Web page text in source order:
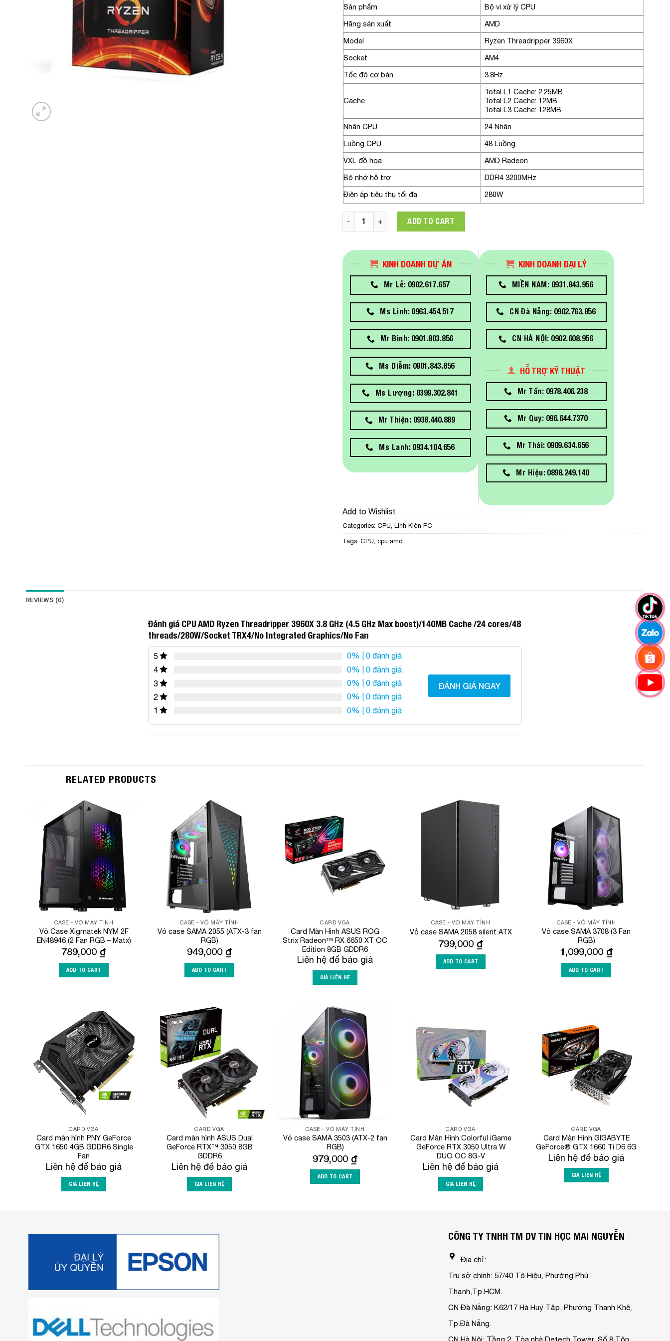
Sản phẩm
Bộ vi xử lý CPU
Hãng sản xuất
AMD
Model
Ryzen Threadripper 3960X
Socket
AM4
Tốc độ cơ bản
3.8Hz
Cache
Total L1 Cache: 2.25MB
Total L2 Cache: 12MB
Total L3 Cache: 128MB
Nhân CPU
24 Nhân
Luồng CPU
48 Luồng
VXL đồ họa
AMD Radeon
Bộ nhớ hỗ trợ
DDR4 3200MHz
Điện áp tiêu thụ tối đa
280W
CPU AMD Ryzen Threadripper 3960X 3.8 GHz (4.5 GHz Max boost)/140MB Cache /24
ADD TO CART
KINH DOANH DỰ ÁN
Mr Lễ: 0902.617.657
Ms Linh: 0963.454.517
Mr Bình: 0901.803.856
Ms Diễm: 0901.843.856
Ms Lượng: 0399.302.841
Mr Thiện: 0938.440.889
Ms Lanh: 0934.104.656
KINH DOANH ĐẠI LÝ
MIỀN NAM: 0931.843.956
CN Đà Nẵng: 0902.763.856
CN HÀ NỘI: 0902.608.956
HỖ TRỢ KỸ THUẬT
Mr Tấn: 0978.406.238
Mr Quy: 096.644.7370
Mr Thái: 0909.634.656
Mr Hiệu: 0898.249.140
Add to Wishlist
Categories: CPU Linh Kiện PC
Tags: CPU cpu amd
REVIEWS (0)
Đánh giá CPU AMD Ryzen Threadripper 3960X 3.8 GHz (4.5 GHz Max boost)/140MB Cache /24 cores/48
threads/280W/Socket TRX4/No Integrated Graphics/No Fan
5 0% | 0 đánh giá
4
0% | 0 đánh giá
3
0% | 0 đánh giá
2
0% | 0 đánh giá
1
0% | 0 đánh giá
ĐÁNH GIÁ NGAY
RELATED PRODUCTS
Add to
Wishlist
CASE - VỎ MÁY TÍNH
Vỏ Case Xigmatek NYM 2F
EN48946 (2 Fan RGB – Matx)
789,000 ₫
ADD TO CART
Add to
Wishlist
CASE - VỎ MÁY TÍNH
Vỏ case SAMA 2055 (ATX-3 fan
RGB)
949,000 ₫
ADD TO CART
CARD VGA
Card Màn Hình ASUS ROG
Strix Radeon™ RX 6650 XT OC
Edition 8GB GDDR6
Liên hệ để báo giá
GIÁ LIÊN HỆ
Add to
Wishlist
CASE - VỎ MÁY TÍNH
Vỏ case SAMA 2058 silent ATX
799,000 ₫
ADD TO CART
Add to
Wishlist
CASE - VỎ MÁY TÍNH
Vỏ case SAMA 3708 (3 Fan
RGB)
1,099,000 ₫
ADD TO CART
Add to
Wishlist
CARD VGA
Card màn hình PNY GeForce
GTX 1650 4GB GDDR6 Single
Fan
Liên hệ để báo giá
GIÁ LIÊN HỆ
CARD VGA
Card màn hình ASUS Dual
GeForce RTX™ 3050 8GB
GDDR6
Liên hệ để báo giá
GIÁ LIÊN HỆ
Add to
Wishlist
CASE - VỎ MÁY TÍNH
Vỏ case SAMA 3503 (ATX-2 fan
RGB)
979,000 ₫
ADD TO CART
CARD VGA
Card Màn Hình Colorful iGame
GeForce RTX 3050 Ultra W
DUO OC 8G-V
Liên hệ để báo giá
GIÁ LIÊN HỆ
CARD VGA
Card Màn Hình GIGABYTE
GeForce® GTX 1660 Ti D6 6G
Liên hệ để báo giá
GIÁ LIÊN HỆ
CÔNG TY TNHH TM DV TIN HỌC MAI NGUYỄN
Địa chỉ:
Trụ sở chính: 57/40 Tô Hiệu, Phường Phú
Thạnh,Tp.HCM.
CN Đà Nẵng: K62/17 Hà Huy Tập, Phường Thanh Khê,
Tp.Đà Nẵng.
CN Hà Nội: Tầng 2, Tòa nhà Detech Tower, Số 8 Tôn